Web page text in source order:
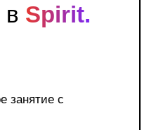
Spirit.
занятие с